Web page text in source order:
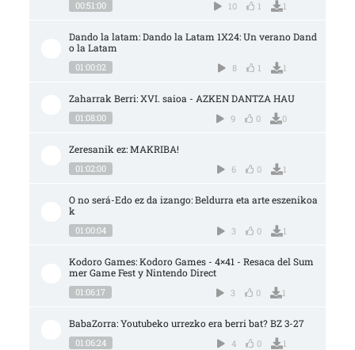
00:51:00 10 1 1
Dando la latam: Dando la Latam 1X24: Un verano Dand
o la Latam
01:00:02 8 1 1
Zaharrak Berri: XVI. saioa - AZKEN DANTZA HAU
01:08:00 9 0 0
Zeresanik ez: MAKRIBA!
01:02:00 6 0 1
O no será-Edo ez da izango: Beldurra eta arte eszenikoa
k
01:00:04 3 0 1
Kodoro Games: Kodoro Games - 4×41 - Resaca del Sum
mer Game Fest y Nintendo Direct
01:06:17 3 0 1
BabaZorra: Youtubeko urrezko era berri bat? BZ 3-27
01:06:24 4 0 1